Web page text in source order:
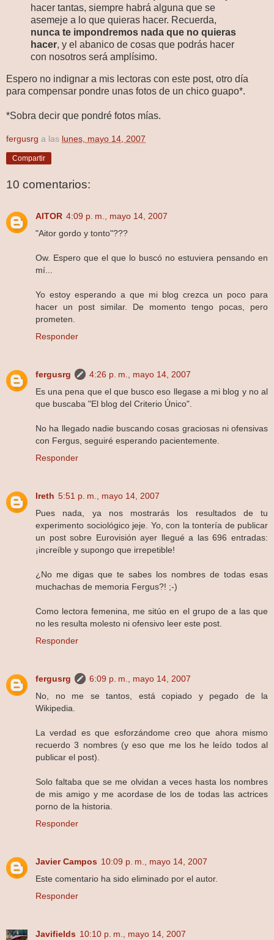
hacer tantas, siempre habrá alguna que se
asemeje a lo que quieras hacer. Recuerda,
nunca te impondremos nada que no quieras
hacer, y el abanico de cosas que podrás hacer
con nosotros será amplísimo.
Espero no indignar a mis lectoras con este post, otro día
para compensar pondre unas fotos de un chico guapo*.
*Sobra decir que pondré fotos mías.
fergusrg a las lunes, mayo 14, 2007
Compartir
10 comentarios:
AITOR 4:09 p. m., mayo 14, 2007
"Aitor gordo y tonto"???
Ow. Espero que el que lo buscó no estuviera pensando en
mí...
Yo estoy esperando a que mi blog crezca un poco para
hacer un post similar. De momento tengo pocas, pero
prometen.
Responder
fergusrg
4:26 p. m., mayo 14, 2007
Es una pena que el que busco eso llegase a mi blog y no al
que buscaba "El blog del Criterio Único".
No ha llegado nadie buscando cosas graciosas ni ofensivas
con Fergus, seguiré esperando pacientemente.
Responder
Ireth 5:51 p. m., mayo 14, 2007
Pues nada, ya nos mostrarás los resultados de tu
experimento sociológico jeje. Yo, con la tontería de publicar
un post sobre Eurovisión ayer llegué a las 696 entradas:
¡increíble y supongo que irrepetible!
¿No me digas que te sabes los nombres de todas esas
muchachas de memoria Fergus?! ;-)
Como lectora femenina, me sitúo en el grupo de a las que
no les resulta molesto ni ofensivo leer este post.
Responder
fergusrg
6:09 p. m., mayo 14, 2007
No, no me se tantos, está copiado y pegado de la
Wikipedia.
La verdad es que esforzándome creo que ahora mismo
recuerdo 3 nombres (y eso que me los he leído todos al
publicar el post).
Solo faltaba que se me olvidan a veces hasta los nombres
de mis amigo y me acordase de los de todas las actrices
porno de la historia.
Responder
Javier Campos 10:09 p. m., mayo 14, 2007
Este comentario ha sido eliminado por el autor.
Responder
Javifields 10:10 p. m., mayo 14, 2007